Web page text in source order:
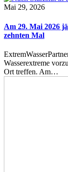
Mai 29, 2026
Am 29. Mai 2026
zehnten Mal
Wasserextreme
Ort treffen. Am…